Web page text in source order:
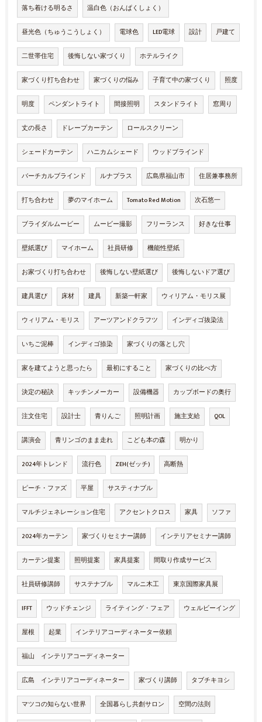
落ち着ける明るさ 温白色（おんぱくしょく）
昼光色（ちゅうこうしょく） 電球色 LED電球 設計 戸建て
二世帯住宅 後悔しない家づくり ホテルライク
家づくり打ち合わせ 家づくりの悩み 子育て中の家づくり 照度
明度 ペンダントライト 間接照明 スタンドライト 窓周り
丈の長さ ドレープカーテン ロールスクリーン
シェードカーテン ハニカムシェード ウッドブラインド
バーチカルブラインド ルナプラス 広島県福山市 住居兼事務所
打ち合わせ 夢のマイホーム Tomato Red Motion 次石悠一
ブライダルムービー ムービー撮影 フリーランス 好きな仕事
壁紙選び マイホーム 社員研修 機能性壁紙
お家づくり打ち合わせ 後悔しない壁紙選び 後悔しないドア選び
建具選び 床材 建具 新築一軒家 ウィリアム・モリス展
ウィリアム・モリス アーツアンドクラフツ インディゴ抜染法
いちご泥棒 インディゴ捺染 家づくりの落とし穴
家を建てようと思ったら 最初にすること 家づくりの比べ方
決定の秘訣 キッチンメーカー 設備機器 カップボードの奥行
注文住宅 設計士 青りんご 照明計画 施主支給 QOL
講演会 青リンゴのまま走れ こども本の森 明かり
2024年トレンド 流行色 ZEH(ゼッチ) 高断熱
ピーチ・ファズ 平屋 サスティナブル
マルチジェネレーション住宅 アクセントクロス 家具 ソファ
2024年カーテン 家づくりセミナー講師 インテリアセミナー講師
カーテン提案 照明提案 家具提案 間取り作成サービス
社員研修講師 サステナブル マルニ木工 東京国際家具展
IFFT ウッドチェンジ ライティング・フェア ウェルビーイング
屋根 起業 インテリアコーディネーター依頼
福山 インテリアコーディネーター
広島 インテリアコーディネーター 家づくり講師 タブチキヨシ
マツコの知らない世界 全国暮らし共創サロン 空間の法則